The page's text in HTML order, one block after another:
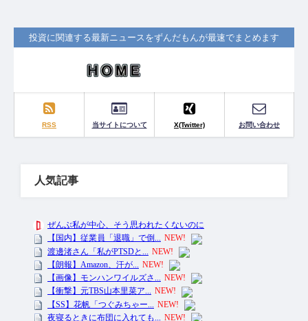
投資に関連する最新ニュースをずんだもんが最速でまとめます
RSS 当サイトについて X(Twitter) お問い合わせ
人気記事